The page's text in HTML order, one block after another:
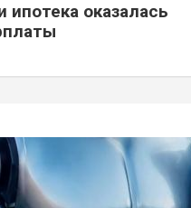
ипотека оказалась